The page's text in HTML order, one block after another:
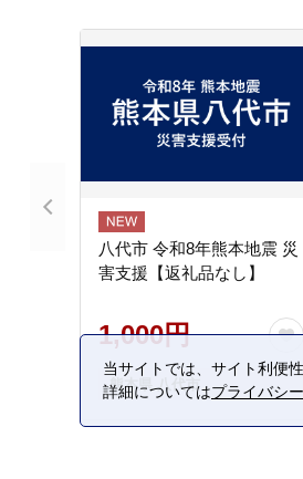
八代市 令和8年熊本地震 災
害支援【返礼品なし】
1,000円
熊本県 八代市
当サイトでは、サイト利便
詳細についてはプライバシ